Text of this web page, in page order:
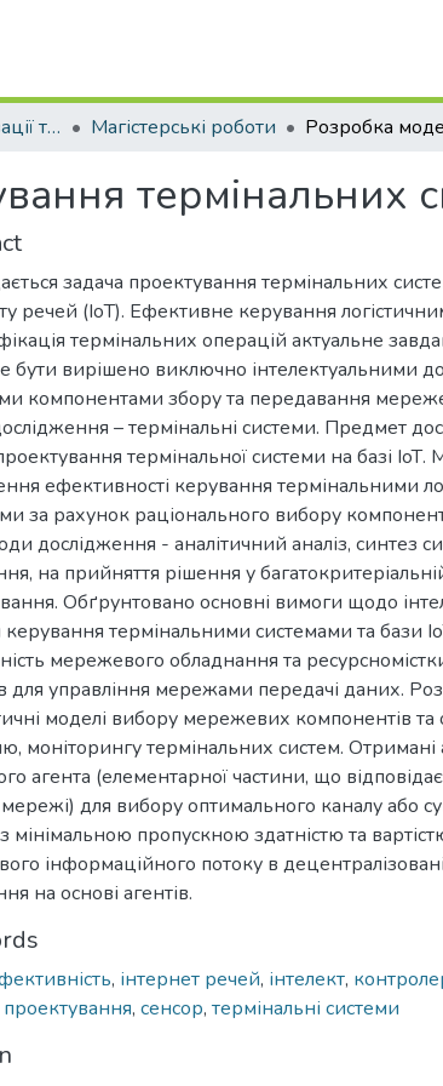
Кафедра автоматизації та комп’ютерно-інтегрованих технологій Магістерські роботи
термінальних
задача проектування термінальних
речей (IoT). Ефективне керування
термінальних операцій актуальне
вирішено виключно інтелектуальними
компонентами збору та передавання
– термінальні системи. Предмет
термінальної системи на базі
ефективності керування термінальними
за рахунок раціонального вибору
дослідження - аналітичний аналіз, синтез
на прийняття рішення у
Обґрунтовано основні вимоги щодо
керування термінальними системами та бази
мережевого обладнання та
для управління мережами передачі даних.
моделі вибору мережевих компонентів та
моніторингу термінальних систем. Отримані
агента (елементарної частини, що
для вибору оптимального каналу або
мінімальною пропускною здатністю та
інформаційного потоку в
на основі агентів.
, інтернет речей, інтелект,
проектування, сенсор, термінальні системи